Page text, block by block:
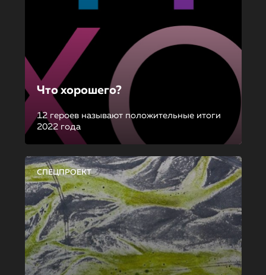
Что хорошего?
12 героев называют положительные итоги
2022 года
СПЕЦПРОЕКТ